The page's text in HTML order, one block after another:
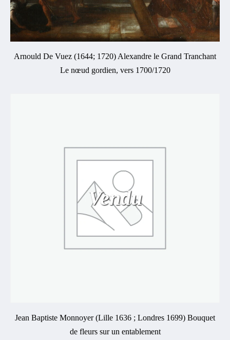
Arnould De Vuez (1644; 1720) Alexandre le Grand Tranchant
Le nœud gordien, vers 1700/1720
Vendu
Jean Baptiste Monnoyer (Lille 1636 ; Londres 1699) Bouquet
de fleurs sur un entablement